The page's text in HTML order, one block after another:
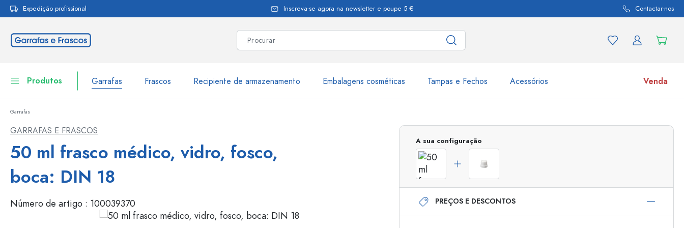
Saltar para a navegação principal
Expedição profissional Inscreva-se agora na newsletter e poupe 5 € Contactar-nos
Produtos Garrafas Frascos Recipiente de armazenamento Embalagens cosméticas Tampas e Fechos Acessórios Venda
Frascos
Embalagens cosméticas
Garrafas por marca
Garrafas WECK
Garrafas Estal
Garrafas com tampa mecânica
Frascos de pulverização
Dispensadores Airless
Frascos com roll-on
Frascos
Garrafas
GARRAFAS E FRASCOS
50 ml frasco médico, vidro, fosco,
boca: DIN 18
Número de artigo : 100039370
A sua configuração
PREÇOS E DESCONTOS